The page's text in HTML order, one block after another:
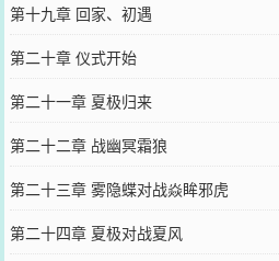
第十九章 回家、初遇
第二十章 仪式开始
第二十一章 夏极归来
第二十二章 战幽冥霜狼
第二十三章 雾隐蝶对战焱眸邪虎
第二十四章 夏极对战夏风